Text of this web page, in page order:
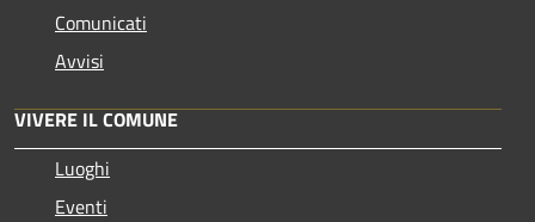
Comunicati
Avvisi
VIVERE IL COMUNE
Luoghi
Eventi